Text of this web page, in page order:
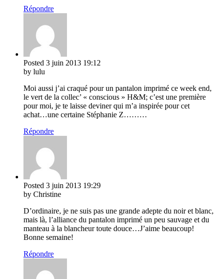
Répondre
Posted 3 juin 2013 19:12
by lulu
Moi aussi j’ai craqué pour un pantalon imprimé ce week end,
le vert de la collec’ « conscious » H&M; c’est une première
pour moi, je te laisse deviner qui m’a inspirée pour cet
achat…une certaine Stéphanie Z………
Répondre
Posted 3 juin 2013 19:29
by Christine
D’ordinaire, je ne suis pas une grande adepte du noir et blanc,
mais là, l’alliance du pantalon imprimé un peu sauvage et du
manteau à la blancheur toute douce…J’aime beaucoup!
Bonne semaine!
Répondre